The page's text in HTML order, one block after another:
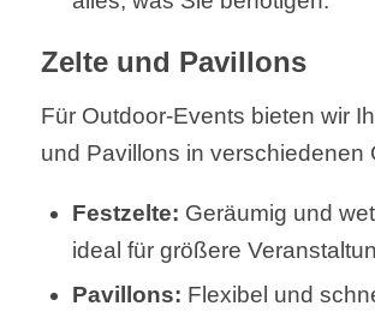
Zelte und Pavillons
Für Outdoor-Events bieten wir
und Pavillons in verschiedenen
Festzelte: Geräumig und
ideal für größere
Pavillons: Flexibel und